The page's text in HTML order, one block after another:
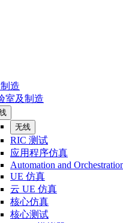
造
室及制造
无线
RIC 测试
应用程序仿真
Automation and
UE 仿真
云 UE 仿真
核心仿真
核心测试